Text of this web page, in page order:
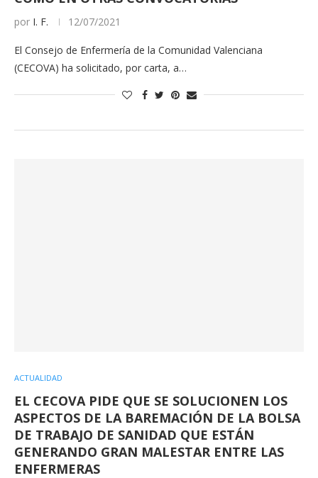
por I. F. 12/07/2021
El Consejo de Enfermería de la Comunidad Valenciana
(CECOVA) ha solicitado, por carta, a…
ACTUALIDAD
EL CECOVA PIDE QUE SE SOLUCIONEN LOS
ASPECTOS DE LA BAREMACIÓN DE LA BOLSA
DE TRABAJO DE SANIDAD QUE ESTÁN
GENERANDO GRAN MALESTAR ENTRE LAS
ENFERMERAS